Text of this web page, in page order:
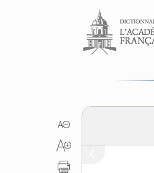
Aller au contenu